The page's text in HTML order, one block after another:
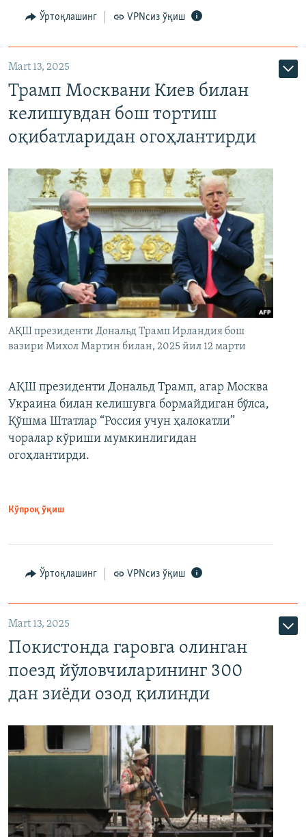
Ўртоқлашинг VPNсиз ўқиш
Mart 13, 2025
Трамп Москвани Киев билан
келишувдан бош тортиш
оқибатларидан огоҳлантирди
АҚШ президенти Дональд Трамп Ирландия бош
вазири Михол Мартин билан, 2025 йил 12 марти
АҚШ президенти Дональд Трамп, агар Москва
Украина билан келишувга бормайдиган бўлса,
Қўшма Штатлар “Россия учун ҳалокатли”
чоралар кўриши мумкинлигидан
огоҳлантирди.
Кўпроқ ўқиш
Ўртоқлашинг VPNсиз ўқиш
Mart 13, 2025
Покистонда гаровга олинган
поезд йўловчиларининг 300
дан зиёди озод қилинди